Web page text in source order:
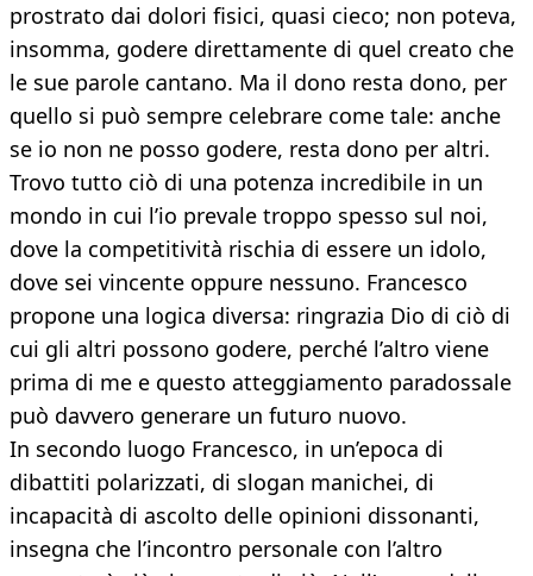
prostrato dai dolori fisici, quasi cieco; non poteva,
insomma, godere direttamente di quel creato che
le sue parole cantano. Ma il dono resta dono, per
quello si può sempre celebrare come tale: anche
se io non ne posso godere, resta dono per altri.
Trovo tutto ciò di una potenza incredibile in un
mondo in cui l’io prevale troppo spesso sul noi,
dove la competitività rischia di essere un idolo,
dove sei vincente oppure nessuno. Francesco
propone una logica diversa: ringrazia Dio di ciò di
cui gli altri possono godere, perché l’altro viene
prima di me e questo atteggiamento paradossale
può davvero generare un futuro nuovo.
In secondo luogo Francesco, in un’epoca di
dibattiti polarizzati, di slogan manichei, di
incapacità di ascolto delle opinioni dissonanti,
insegna che l’incontro personale con l’altro